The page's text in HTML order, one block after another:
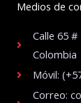
Medios de
Calle 65
Colombia
Móvil:
Correo: